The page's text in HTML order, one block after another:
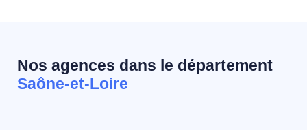
Nos agences dans le département
Saône-et-Loire